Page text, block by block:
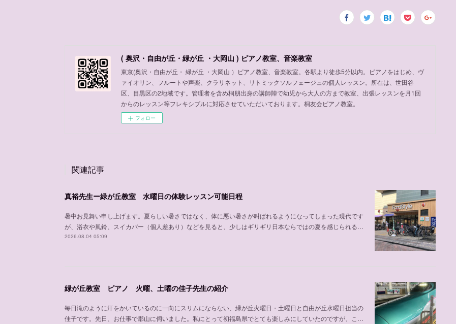
( 奥沢・自由が丘・緑が丘 ・大岡山 ) ピアノ教室、音楽教室
東京(奥沢・自由が丘・ 緑が丘 ・大岡山 ）ピアノ教室、音楽教室。各駅より徒歩5分以内。ピアノをはじめ、ヴ
ァイオリン、フルートや声楽、クラリネット、リトミックソルフェージュの個人レッスン。所在は、世田谷
区、目黒区の2地域です。管理者を含め桐朋出身の講師陣で幼児から大人の方まで教室、出張レッスンを月1回
からのレッスン等フレキシブルに対応させていただいております。桐友会ピアノ教室。
フォロー
関連記事
真裕先生ー緑が丘教室 水曜日の体験レッスン可能日程
暑中お見舞い申し上げます。夏らしい暑さではなく、体に悪い暑さが叫ばれるようになってしまった現代です
が、浴衣や風鈴、スイカバー（個人差あり）などを見ると、少しはギリギリ日本ならではの夏を感じられる…
2026.08.04 05:09
緑が丘教室 ピアノ 火曜、土曜の佳子先生の紹介
毎日滝のように汗をかいているのに一向にスリムにならない、緑が丘火曜日・土曜日と自由が丘水曜日担当の
佳子です。先日、お仕事で郡山に伺いました。私にとって初福島県でとても楽しみにしていたのですが、こ…